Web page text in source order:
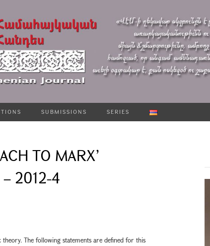
SUBMISSIONS SERIES
TO MARX’
– 2012-4
The following statements are defined for this